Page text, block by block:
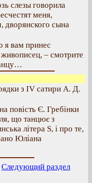
слезы говорила
меня,
дворянского сына
я вам принес
живописец, – смотрите
з IV сатири А. Д.
повість Є. Гребінки
що танцює з
літера S, і про те,
Юліана
Следующий раздел